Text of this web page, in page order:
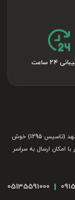
۲۴ ساعت
به شعبه آنلاین فروشگاه آجیل و خشکبار آجیل چی مشهد (تاسیس 1295) خوش
امکان ارسال به سراسر
05135591000